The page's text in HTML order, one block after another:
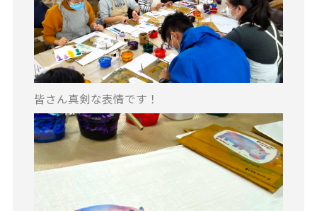
皆さん真剣な表情です！